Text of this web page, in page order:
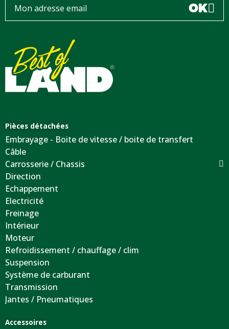
OK
Pièces détachées
Embrayage - Boite de vitesse / boite de transfert
Câble
Carrosserie / Chassis
Direction
Echappement
Electricité
Freinage
Intérieur
Moteur
Refroidissement / chauffage / clim
Suspension
Système de carburant
Transmission
Jantes / Pneumatiques
Accessoires